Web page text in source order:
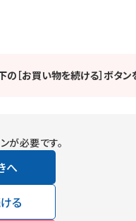
［お買い物を続ける］ボタン
が必要です。
へ
る